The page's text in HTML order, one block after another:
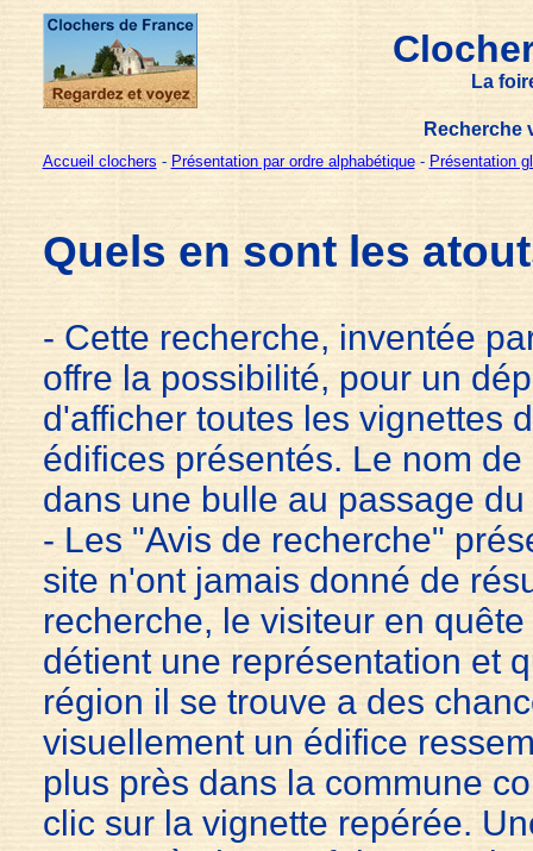
La
Recherche
Accueil clochers - Présentation par ordre alphabétique- Présentation
Quels en sont les
- Cette recherche, inventée
offre la possibilité, pour un
d'afficher toutes les vignettes
édifices présentés. Le nom
dans une bulle au passage du
- Les "Avis de recherche"
site n'ont jamais donné de
recherche, le visiteur en
détient une représentation et
région il se trouve a des
visuellement un édifice
plus près dans la commune
clic sur la vignette repérée.